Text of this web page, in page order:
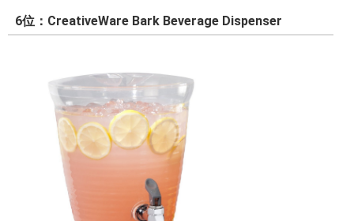
6位：CreativeWare Bark Beverage Dispenser